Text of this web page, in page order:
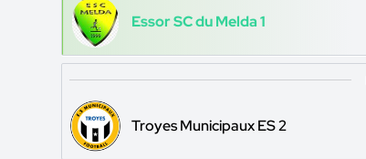
Essor SC du Melda 1
Troyes Municipaux ES 2